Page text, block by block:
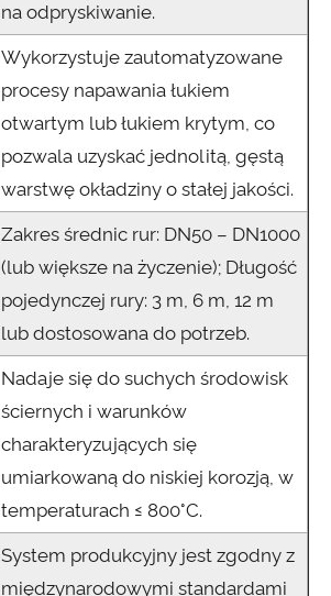
na odpryskiwanie.
Wykorzystuje zautomatyzowane
procesy napawania łukiem
otwartym lub łukiem krytym, co
pozwala uzyskać jednolitą, gęstą
warstwę okładziny o stałej jakości.
Zakres średnic rur: DN50 – DN1000
(lub większe na życzenie); Długość
pojedynczej rury: 3 m, 6 m, 12 m
lub dostosowana do potrzeb.
Nadaje się do suchych środowisk
ściernych i warunków
charakteryzujących się
umiarkowaną do niskiej korozją, w
temperaturach ≤ 800°C.
System produkcyjny jest zgodny z
międzynarodowymi standardami